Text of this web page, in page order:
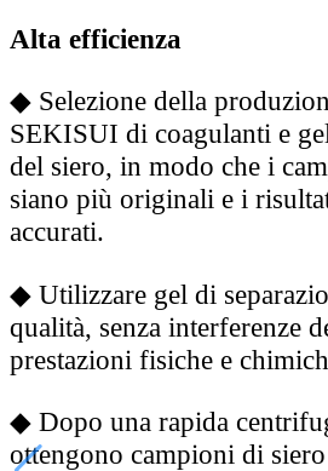
Alta efficienza
◆ Selezione della
SEKISUI di coagulanti e
del siero, in modo che i
siano più originali e i
accurati.
◆ Utilizzare gel di
qualità, senza interferenze
prestazioni fisiche e
◆ Dopo una rapida
ottengono campioni di